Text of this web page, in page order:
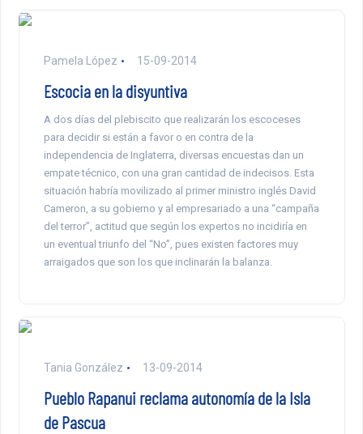
Pamela López 15-09-2014
Escocia en la disyuntiva
A dos días del plebiscito que realizarán los escoceses
para decidir si están a favor o en contra de la
independencia de Inglaterra, diversas encuestas dan un
empate técnico, con una gran cantidad de indecisos. Esta
situación habría movilizado al primer ministro inglés David
Cameron, a su gobierno y al empresariado a una “campaña
del terror”, actitud que según los expertos no incidiría en
un eventual triunfo del “No”, pues existen factores muy
arraigados que son los que inclinarán la balanza.
Tania González 13-09-2014
Pueblo Rapanui reclama autonomía de la Isla
de Pascua